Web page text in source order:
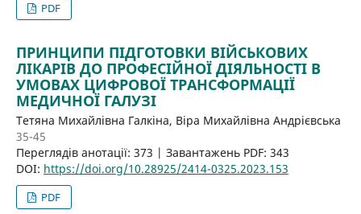
PDF
ПРИНЦИПИ ПІДГОТОВКИ ВІЙСЬКОВИХ
ЛІКАРІВ ДО ПРОФЕСІЙНОЇ ДІЯЛЬНОСТІ В
УМОВАХ ЦИФРОВОЇ ТРАНСФОРМАЦІЇ
МЕДИЧНОЇ ГАЛУЗІ
Тетяна Михайлівна Галкіна, Віра Михайлівна Андрієвська
35-45
Переглядів анотації: 373 | Завантажень PDF: 343
DOI: https://doi.org/10.28925/2414-0325.2023.153
PDF